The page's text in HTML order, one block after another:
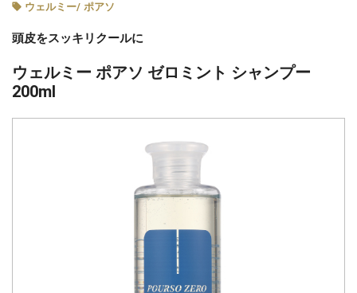
ウェルミー/ ポアソ
頭皮をスッキリクールに
ウェルミー ポアソ ゼロミント シャンプー
200ml